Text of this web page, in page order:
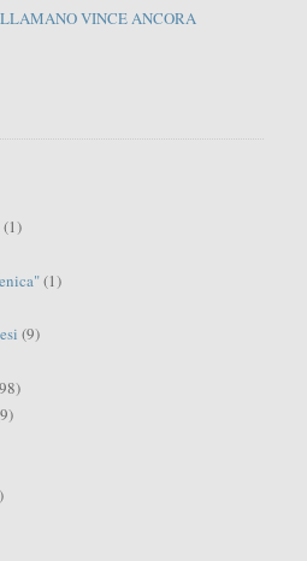
VINCE ANCORA
(1)
(1)
(9)